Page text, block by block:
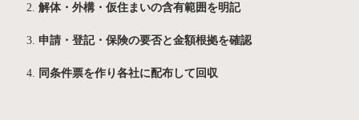
解体・外構・仮住まいの含有範囲を明記
申請・登記・保険の要否と金額根拠を確認
同条件票を作り各社に配布して回収